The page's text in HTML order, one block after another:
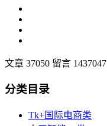
文章 37050 留言 1437047
分类目录
Tk+国际电商类